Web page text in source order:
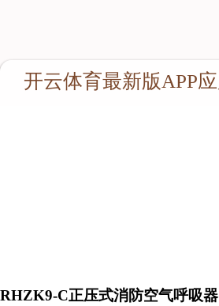
RHZK9-C正压式消防空气呼吸器